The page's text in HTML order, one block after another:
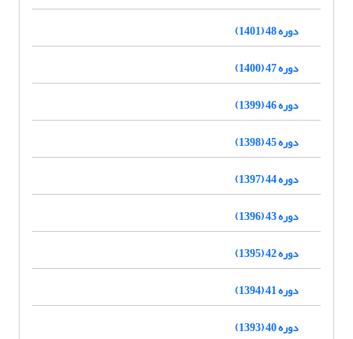
دوره 48 (1401)
دوره 47 (1400)
دوره 46 (1399)
دوره 45 (1398)
دوره 44 (1397)
دوره 43 (1396)
دوره 42 (1395)
دوره 41 (1394)
دوره 40 (1393)